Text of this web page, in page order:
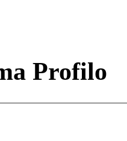
Profilo